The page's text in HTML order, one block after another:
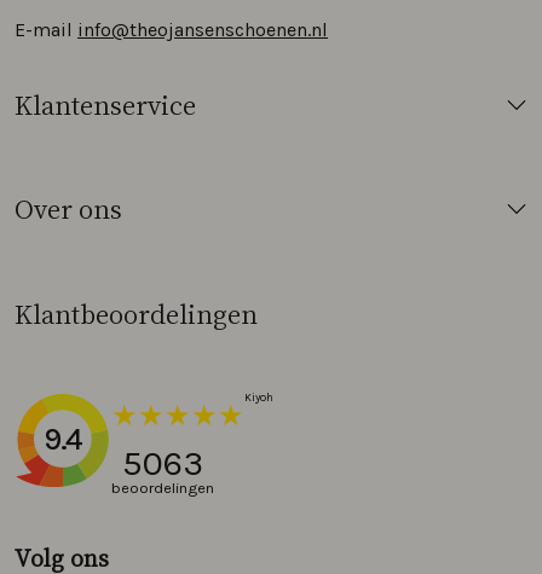
E-mail info@theojansenschoenen.nl
Klantenservice
Over ons
Klantbeoordelingen
9.4
5063
beoordelingen
Volg ons